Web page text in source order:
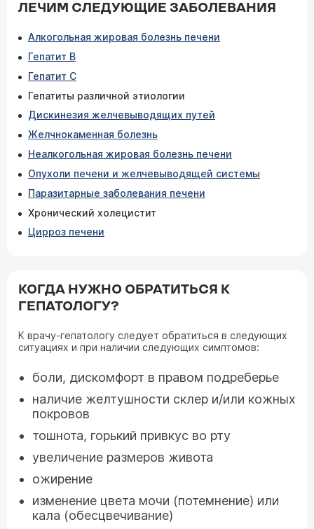
ЛЕЧИМ СЛЕДУЮЩИЕ ЗАБОЛЕВАНИЯ
Алкогольная жировая болезнь печени
Гепатит В
Гепатит С
Гепатиты различной этиологии
Дискинезия желчевыводящих путей
Желчнокаменная болезнь
Неалкогольная жировая болезнь печени
Опухоли печени и желчевыводящей системы
Паразитарные заболевания печени
Хронический холецистит
Цирроз печени
КОГДА НУЖНО ОБРАТИТЬСЯ К
ГЕПАТОЛОГУ?
К врачу-гепатологу следует обратиться в следующих
ситуациях и при наличии следующих симптомов:
боли, дискомфорт в правом подреберье
наличие желтушности склер и/или кожных
покровов
тошнота, горький привкус во рту
увеличение размеров живота
ожирение
изменение цвета мочи (потемнение) или
кала (обесцвечивание)